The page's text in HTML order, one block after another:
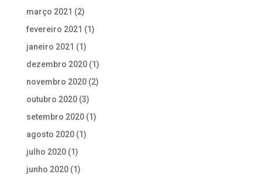
março 2021 (2)
fevereiro 2021 (1)
janeiro 2021 (1)
dezembro 2020(1)
novembro 2020(2)
outubro 2020(3)
setembro 2020(1)
agosto 2020(1)
julho 2020(1)
junho 2020(1)